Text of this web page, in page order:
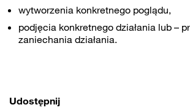
wytworzenia konkretnego poglądu,
podjęcia konkretnego działania lub –
zaniechania działania.
Udostępnij